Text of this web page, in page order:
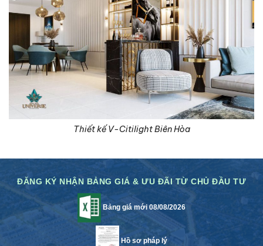
Thiết kế V-Citilight Biên Hòa
ĐĂNG KÝ NHẬN BẢNG GIÁ & ƯU ĐÃI TỪ CHỦ ĐẦU TƯ
Bảng giá mới 08/08/2026
Hồ sơ pháp lý